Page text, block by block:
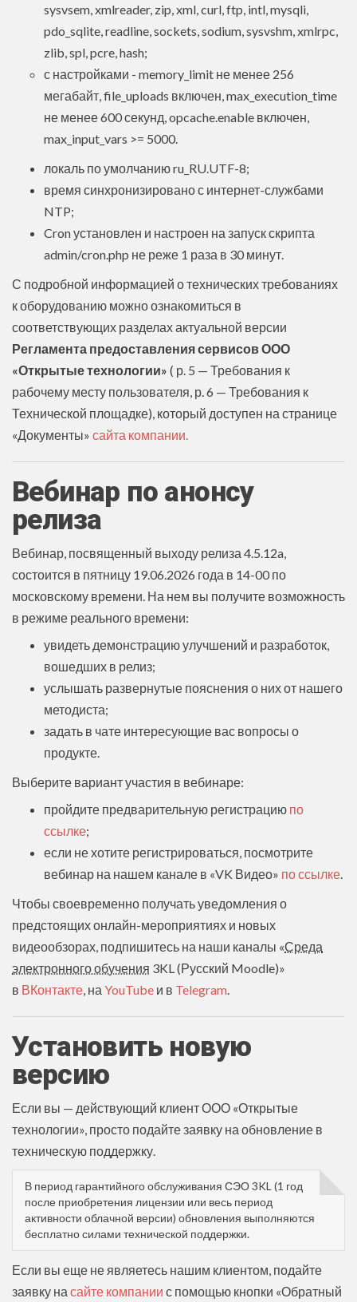
sysvsem, xmlreader, zip, xml, curl, ftp, intl, mysqli,
pdo_sqlite, readline, sockets, sodium, sysvshm, xmlrpc,
zlib, spl, pcre, hash;
с настройками - memory_limit не менее 256
мегабайт, file_uploads включен, max_execution_time
не менее 600 секунд, opcache.enable включен,
max_input_vars >= 5000.
локаль по умолчанию ru_RU.UTF-8;
время синхронизировано с интернет-службами
NTP;
Cron установлен и настроен на запуск скрипта
admin/cron.php не реже 1 раза в 30 минут.
С подробной информацией о технических требованиях
к оборудованию можно ознакомиться в
соответствующих разделах актуальной версии
Регламента предоставления сервисов ООО
«Открытые технологии» ( р. 5 — Требования к
рабочему месту пользователя, р. 6 — Требования к
Технической площадке), который доступен на странице
«Документы» сайта компании.
Вебинар по анонсу
релиза
Вебинар, посвященный выходу релиза 4.5.12a,
состоится в пятницу 19.06.2026 года в 14-00 по
московскому времени. На нем вы получите возможность
в режиме реального времени:
увидеть демонстрацию улучшений и разработок,
вошедших в релиз;
услышать развернутые пояснения о них от нашего
методиста;
задать в чате интересующие вас вопросы о
продукте.
Выберите вариант участия в вебинаре:
пройдите предварительную регистрацию по
ссылке;
если не хотите регистрироваться, посмотрите
вебинар на нашем канале в «VK Видео» по ссылке.
Чтобы своевременно получать уведомления о
предстоящих онлайн-мероприятиях и новых
видеообзорах, подпишитесь на наши каналы «Среда
электронного обучения 3KL (Русский Moodle)»
в ВКонтакте, на YouTube и в Telegram.
Установить новую
версию
Если вы — действующий клиент ООО «Открытые
технологии», просто подайте заявку на обновление в
техническую поддержку.
В период гарантийного обслуживания СЭО 3KL (1 год
после приобретения лицензии или весь период
активности облачной версии) обновления выполняются
бесплатно силами технической поддержки.
Если вы еще не являетесь нашим клиентом, подайте
заявку на сайте компании с помощью кнопки «Обратный